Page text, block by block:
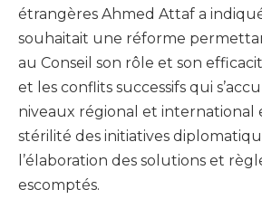
étrangères Ahmed Attaf a
souhaitait une réforme
au Conseil son rôle et son
et les conflits successifs qui
niveaux régional et international
stérilité des initiatives
l’élaboration des solutions et
escomptés.